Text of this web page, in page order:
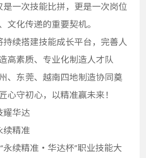
是一次技能比拼，更是一次岗位
文化传递的重要契机。
持续搭建技能成长平台，完善人
高素质、专业化制造人才队
、东莞、越南四地制造协同奠
心守初心，以精准赢未来！
耀华达
续精准
续精准・华达杯”职业技能大